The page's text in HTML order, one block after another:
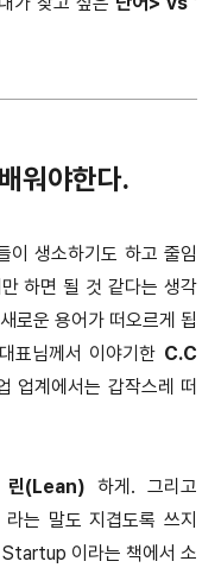
워야한다.
이 생소하기도 하고 줄임
하면 될 것 같다는 생각
로운 용어가 떠오르게 됩
표님께서 이야기한 C.C
업계에서는 갑작스레 떠
린(Lean)하게. 그리고
라는 말도 지겹도록 쓰지
이라는 책에서 소